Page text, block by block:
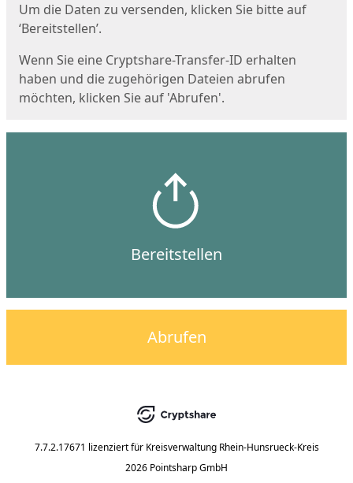
Um die Daten zu versenden, klicken Sie bitte auf
‘Bereitstellen’.
Wenn Sie eine Cryptshare-Transfer-ID erhalten
haben und die zugehörigen Dateien abrufen
möchten, klicken Sie auf 'Abrufen'.
Bereitstellen
Abrufen
7.7.2.17671 lizenziert für Kreisverwaltung Rhein-Hunsrueck-Kreis
2026 Pointsharp GmbH